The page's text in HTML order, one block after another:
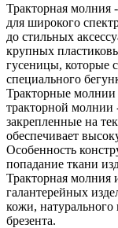
Тракторная молния
для широкого
до стильных
крупных
гусеницы, которые
специального
Тракторные молнии
тракторной молнии
закрепленные на
обеспечивает
Особенность
попадание ткани
Тракторная молния
галантерейных
кожи, натурального
брезента.